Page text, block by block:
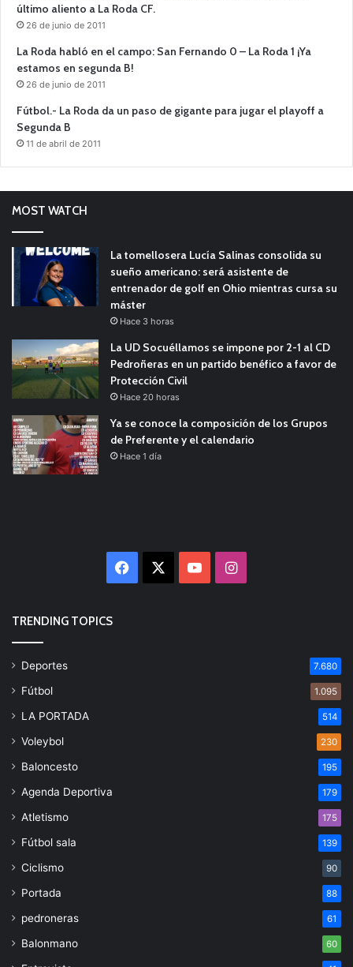
último aliento a La Roda CF.
26 de junio de 2011
La Roda habló en el campo: San Fernando 0 – La Roda 1 ¡Ya
estamos en segunda B!
26 de junio de 2011
Fútbol.- La Roda da un paso de gigante para jugar el playoff a
Segunda B
11 de abril de 2011
MOST WATCH
La tomellosera Lucía Salinas consolida su
sueño americano: será asistente de
entrenador de golf en Ohio mientras cursa su
máster
Hace 3 horas
La UD Socuéllamos se impone por 2-1 al CD
Pedroñeras en un partido benéfico a favor de
Protección Civil
Hace 20 horas
Ya se conoce la composición de los Grupos
de Preferente y el calendario
Hace 1 día
Facebook YouTubeInstagram
TRENDING TOPICS
Deportes 7.680
Fútbol 1.095
LA PORTADA 514
Voleybol 230
Baloncesto 195
Agenda Deportiva 179
Atletismo 175
Fútbol sala 139
Ciclismo 90
Portada 88
pedroneras 61
Balonmano 60